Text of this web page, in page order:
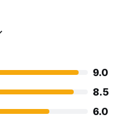
9.0
8.5
6.0